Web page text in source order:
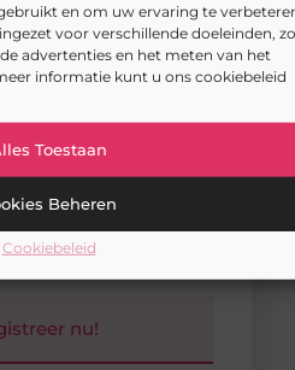
en om uw ervaring te
voor verschillende doeleinden,
advertenties en het meten van het
informatie kunt u ons cookiebeleid
Toestaan
Beheren
Cookiebeleid
word deel van ons
delen of inspirerende
breed publiek.
nog en begin met
nu!